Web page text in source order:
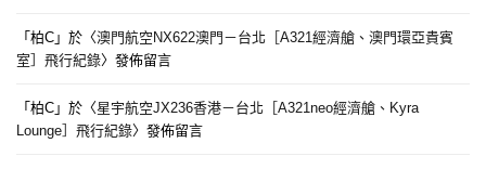
「 柏C 」於〈澳門航空NX622澳門－台北［A321經濟艙、澳門環亞貴賓
室］飛行紀錄〉發佈留言
「 柏C 」於〈星宇航空JX236香港－台北［A321neo經濟艙、Kyra
Lounge］飛行紀錄〉發佈留言